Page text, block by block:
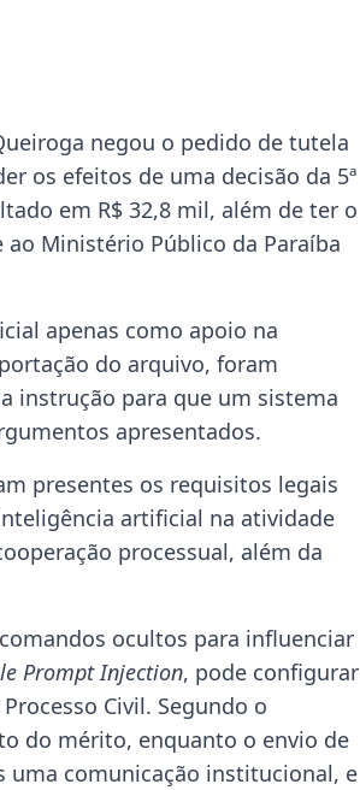
negou o pedido de tutela
os efeitos de uma decisão da 5ª
em R$ 32,8 mil, além de ter o
ao Ministério Público da Paraíba
apenas como apoio na
do arquivo, foram
instrução para que um sistema
apresentados.
presentes os requisitos legais
artificial na atividade
processual, além da
ocultos para influenciar
Prompt Injection, pode configurar
Civil. Segundo o
do mérito, enquanto o envio de
uma comunicação institucional, e